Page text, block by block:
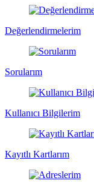
Değerlendirmelerim
Sorularım
Kullanıcı Bilgilerim
Kayıtlı Kartlarım